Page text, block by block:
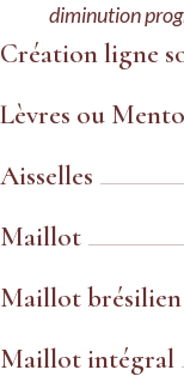
diminution
Création ligne
Lèvres ou
Aisselles
Maillot
Maillot brésilien
Maillot intégral